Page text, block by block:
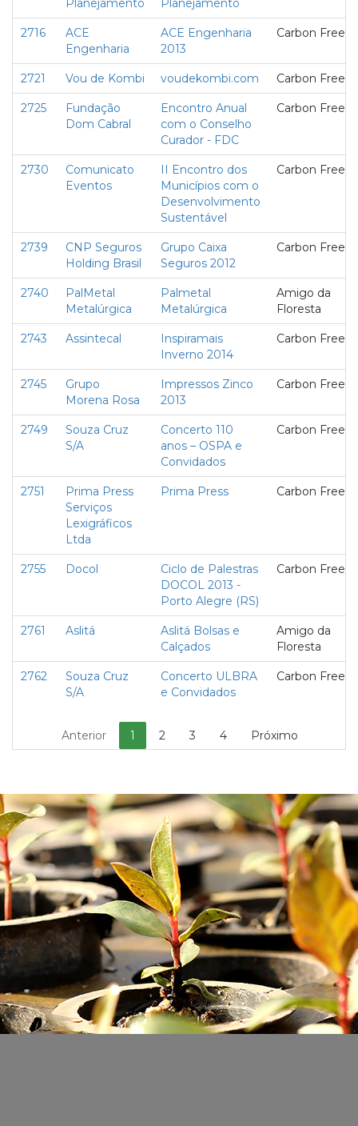
Planejamento Planejamento
2716
ACE
Engenharia
ACE Engenharia
2013
Carbon Free
2721 Vou de Kombi voudekombi.com Carbon Free
2725
Fundação
Dom Cabral
Encontro Anual
com o Conselho
Curador - FDC
Carbon Free
2730
Comunicato
Eventos
II Encontro dos
Municípios com o
Desenvolvimento
Sustentável
Carbon Free
2739
CNP Seguros
Holding Brasil
Grupo Caixa
Seguros 2012
Carbon Free
2740
PalMetal
Metalúrgica
Palmetal
Metalúrgica
Amigo da
Floresta
2743 Assintecal
Inspiramais
Inverno 2014
Carbon Free
2745
Grupo
Morena Rosa
Impressos Zinco
2013
Carbon Free
2749
Souza Cruz
S/A
Concerto 110
anos – OSPA e
Convidados
Carbon Free
2751
Prima Press
Serviços
Lexigráficos
Ltda
Prima Press Carbon Free
2755 Docol
Ciclo de Palestras
DOCOL 2013 -
Porto Alegre (RS)
Carbon Free
2761 Aslitá
Aslitá Bolsas e
Calçados
Amigo da
Floresta
2762
Souza Cruz
S/A
Concerto ULBRA
e Convidados
Carbon Free
Anterior 1 2 3 4 Próximo